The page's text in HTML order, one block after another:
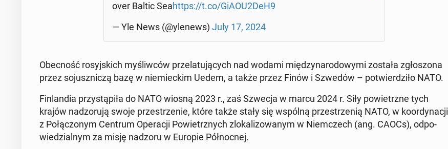
over Baltic Seahttps://t.co/GiAOU2DeH9
— Yle News (@ylenews) July 17, 2024
Obec­ność ro­syj­skich my­śliw­ców prze­la­tu­ją­cych nad wodami mię­dzy­na­ro­do­wy­mi została zgło­szo­na
przez so­jusz­ni­czą bazę w nie­miec­kim Uedem, a także przez Finów i Szwedów – po­twier­dzi­ło NATO.
Fin­lan­dia przy­stą­pi­ła do NATO wiosną 2023 r., zaś Szwecja w marcu 2024 r. Siły po­wietrz­ne tych
krajów nad­zo­ru­ją swoje prze­strze­nie, które także stały się wspólną prze­strze­nią NATO, w ko­or­dy­na­cji
z Po­łą­czo­nym Centrum Ope­ra­cji Po­wietrz­nych zlo­ka­li­zo­wa­nym w Niem­czech (ang. CAOCs), od­po­
wie­dzial­nym za misję nadzoru w Europie Pół­noc­nej.